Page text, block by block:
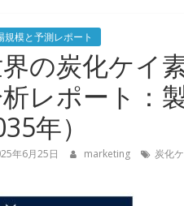
規模と予測レポート
の炭化ケイ
レポート：
年）
年6月25日 marketing 炭化